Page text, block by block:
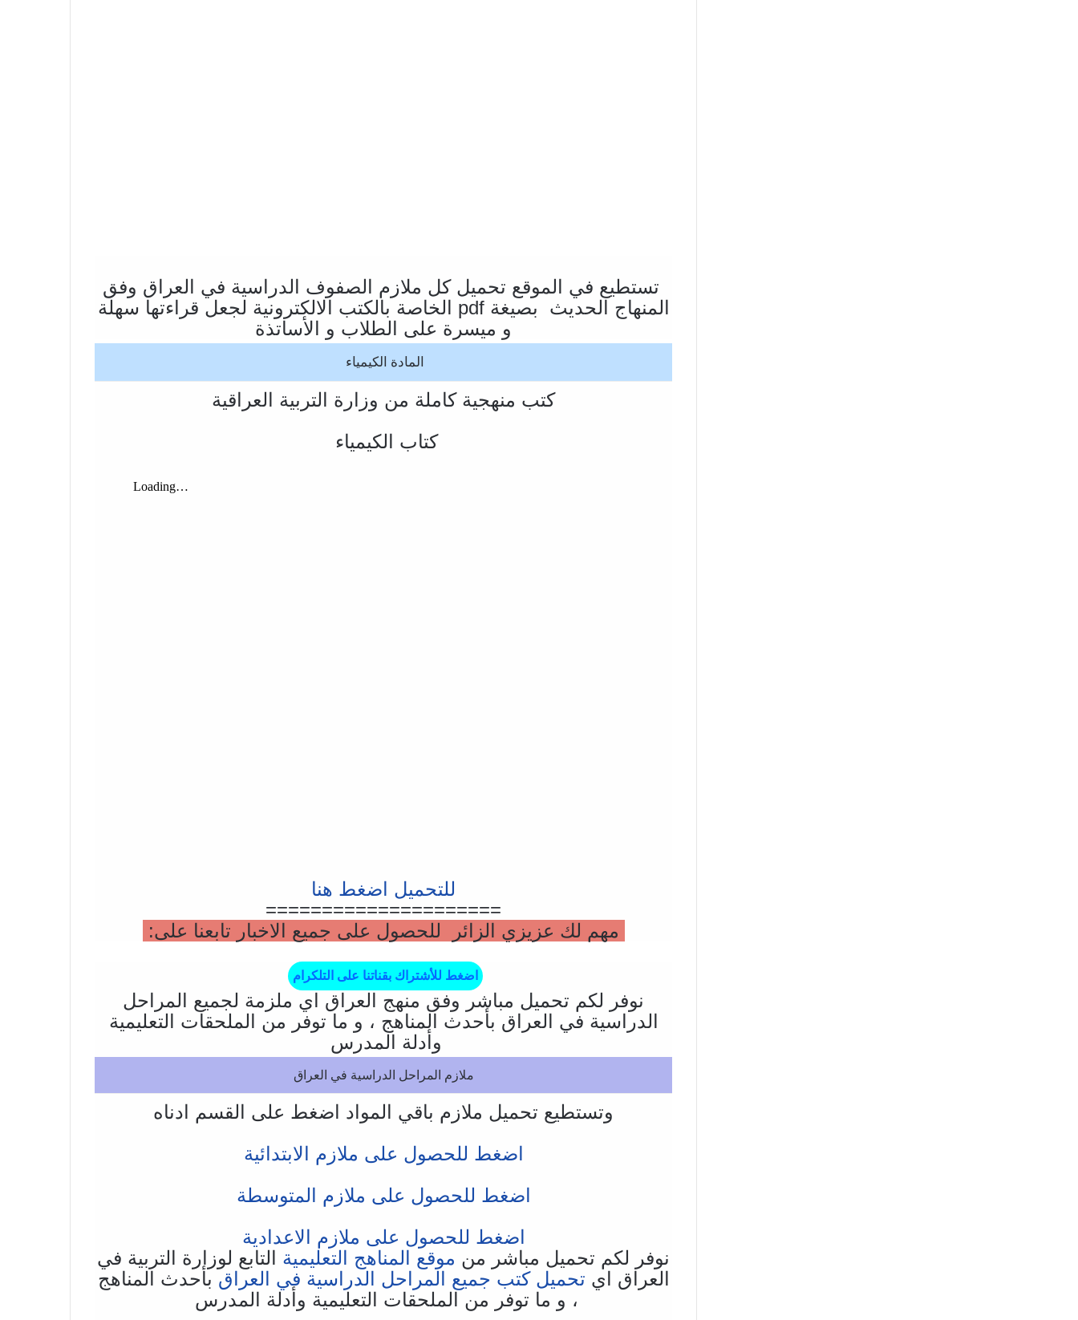
تستطيع في الموقع تحميل كل ملازم الصفوف الدراسية في العراق وفق
المنهاج الحديث بصيغة pdf الخاصة بالكتب الالكترونية لجعل قراءتها سهلة
و ميسرة على الطلاب و الأساتذة
المادة الكيمياء
كتب منهجية كاملة من وزارة التربية العراقية
كتاب الكيمياء
للتحميل اضغط هنا
=====================
مهم لك عزيزي الزائر للحصول على جميع الاخبار تابعنا على:
اضغط للأشتراك بقناتنا على التلكرام
نوفر لكم تحميل مباشر وفق منهج العراق اي ملزمة لجميع المراحل
الدراسية في العراق بأحدث المناهج ، و ما توفر من الملحقات التعليمية
وأدلة المدرس
ملازم المراحل الدراسية في العراق
وتستطيع تحميل ملازم باقي المواد اضغط على القسم ادناه
اضغط للحصول على ملازم الابتدائية
اضغط للحصول على ملازم المتوسطة
اضغط للحصول على ملازم الاعدادية
نوفر لكم تحميل مباشر من موقع المناهج التعليمية التابع لوزارة التربية في
العراق اي تحميل كتب جميع المراحل الدراسية في العراق بأحدث المناهج
، و ما توفر من الملحقات التعليمية وأدلة المدرس